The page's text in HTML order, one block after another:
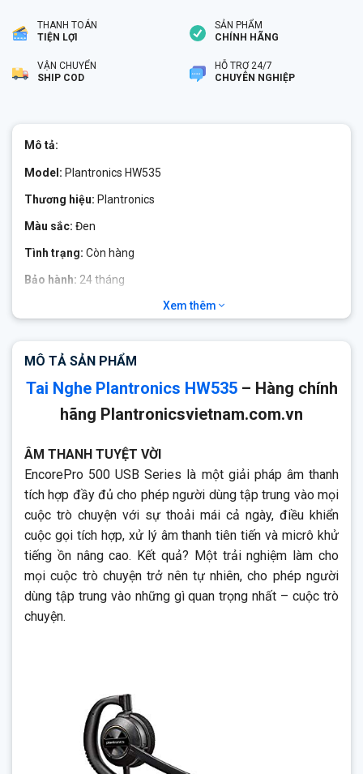
THANH TOÁN
TIỆN LỢI
SẢN PHẨM
CHÍNH HÃNG
VẬN CHUYỂN
SHIP COD
HỖ TRỢ 24/7
CHUYÊN NGHIỆP
Mô tả:
Model: Plantronics HW535
Thương hiệu: Plantronics
Màu sắc: Đen
Tình trạng: Còn hàng
Bảo hành: 24 tháng
USB được thiết kế cho các trung tâm
cuộc gọi nặng yêu cầu giải pháp tai nghe USB VoIP. Âm thanh
con người bên cạnh công nghệ khử tiếng ồn để lọc mũi nền
Xem thêm
MÔ TẢ SẢN PHẨM
Tai Nghe Plantronics HW535– Hàng chính
hãng Plantronicsvietnam.com.vn
ÂM THANH TUYỆT VỜI
EncorePro 500 USB Series là một giải pháp âm thanh
tích hợp đầy đủ cho phép người dùng tập trung vào mọi
cuộc trò chuyện với sự thoải mái cả ngày, điều khiển
cuộc gọi tích hợp, xử lý âm thanh tiên tiến và micrô khử
tiếng ồn nâng cao. Kết quả? Một trải nghiệm làm cho
mọi cuộc trò chuyện trở nên tự nhiên, cho phép người
dùng tập trung vào những gì quan trọng nhất – cuộc trò
chuyện.